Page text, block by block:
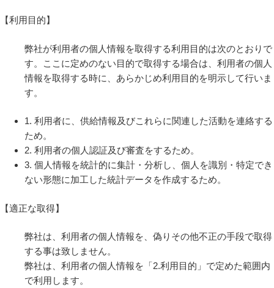
【利用目的】
弊社が利用者の個人情報を取得する利用目的は次のとおりで
す。ここに定めのない目的で取得する場合は、利用者の個人
情報を取得する時に、あらかじめ利用目的を明示して行いま
す。
1. 利用者に、供給情報及びこれらに関連した活動を連絡する
ため。
2. 利用者の個人認証及び審査をするため。
3. 個人情報を統計的に集計・分析し、個人を識別・特定でき
ない形態に加工した統計データを作成するため。
【適正な取得】
弊社は、利用者の個人情報を、偽りその他不正の手段で取得
する事は致しません。
弊社は、利用者の個人情報を「2.利用目的」で定めた範囲内
で利用します。